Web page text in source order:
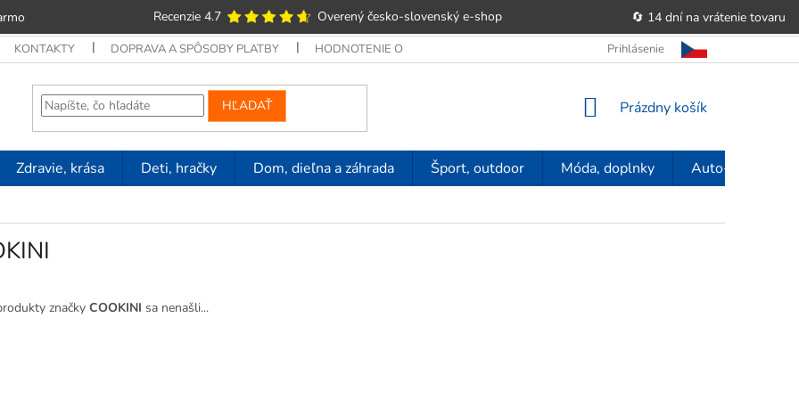
Recenzie 4.7 Overený česko-slovenský e‑shop
🔄 14 dní na vrátenie tovaru
KONTAKTY DOPRAVA A SPÔSOBY PLATBY HODNOTENIE OBCHODU OBCHODNÉ PODMIENKY POUČENIE O PRÁVE
Prihlásenie
HĽADAŤ
NÁKUPNÝ
Prázdny košík
Zdravie, krása Deti, hračky Dom, dieľna a záhrada Šport, outdoor Móda, doplnky Auto-moto
značky COOKINI sa nenašli...